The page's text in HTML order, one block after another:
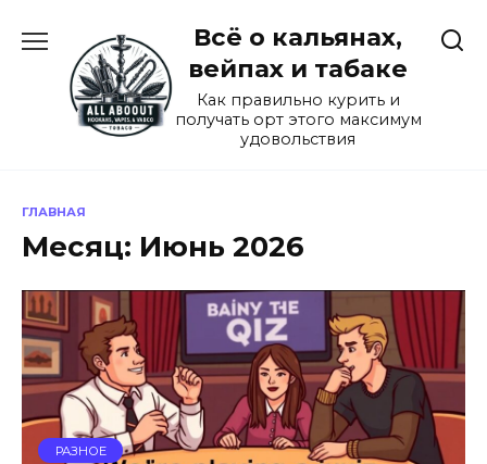
содержанию
Всё о кальянах,
вейпах и табаке
Как правильно курить и
получать орт этого максимум
удовольствия
ГЛАВНАЯ
Месяц: Июнь 2026
РАЗНОЕ